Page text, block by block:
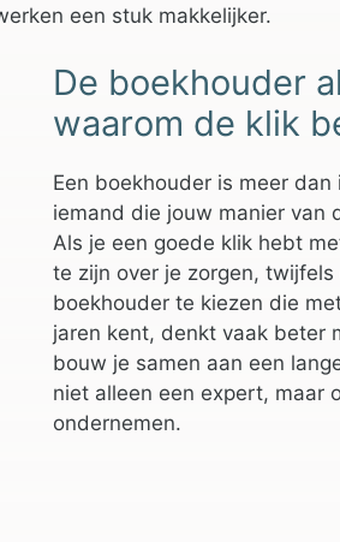
een stuk makkelijker.
De boekhouder
waarom de klik
Een boekhouder is meer
iemand die jouw manier van
Als je een goede klik hebt
te zijn over je zorgen,
boekhouder te kiezen die
jaren kent, denkt vaak beter
bouw je samen aan een
niet alleen een expert, maar
ondernemen.